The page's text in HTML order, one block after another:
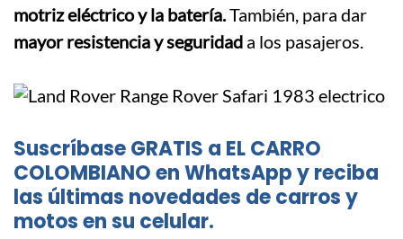
motriz eléctrico y la batería.También, para dar
mayor resistencia y seguridad a los pasajeros.
Suscríbase GRATIS a EL CARRO
COLOMBIANO en WhatsApp y reciba
las últimas novedades de carros y
motos en su celular.